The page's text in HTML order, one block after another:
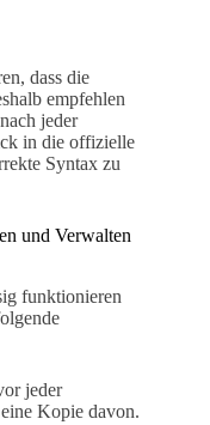
dass die
empfehlen
jeder
in die offizielle
Syntax zu
und Verwalten
funktionieren
jeder
Kopie davon.